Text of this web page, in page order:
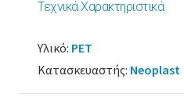
Τεχνικά Χαρακτηριστικά
Υλικό: PET
Κατασκευαστής: Neoplast